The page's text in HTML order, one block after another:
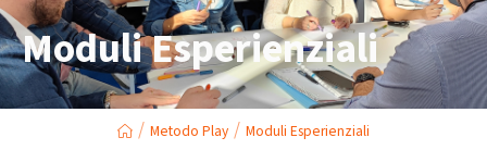
Moduli Esperienziali
/ Metodo Play / Moduli Esperienziali